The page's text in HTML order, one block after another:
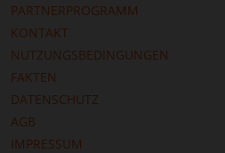
PARTNERPROGRAMM
KONTAKT
NUTZUNGSBEDINGUNGEN
FAKTEN
DATENSCHUTZ
AGB
IMPRESSUM